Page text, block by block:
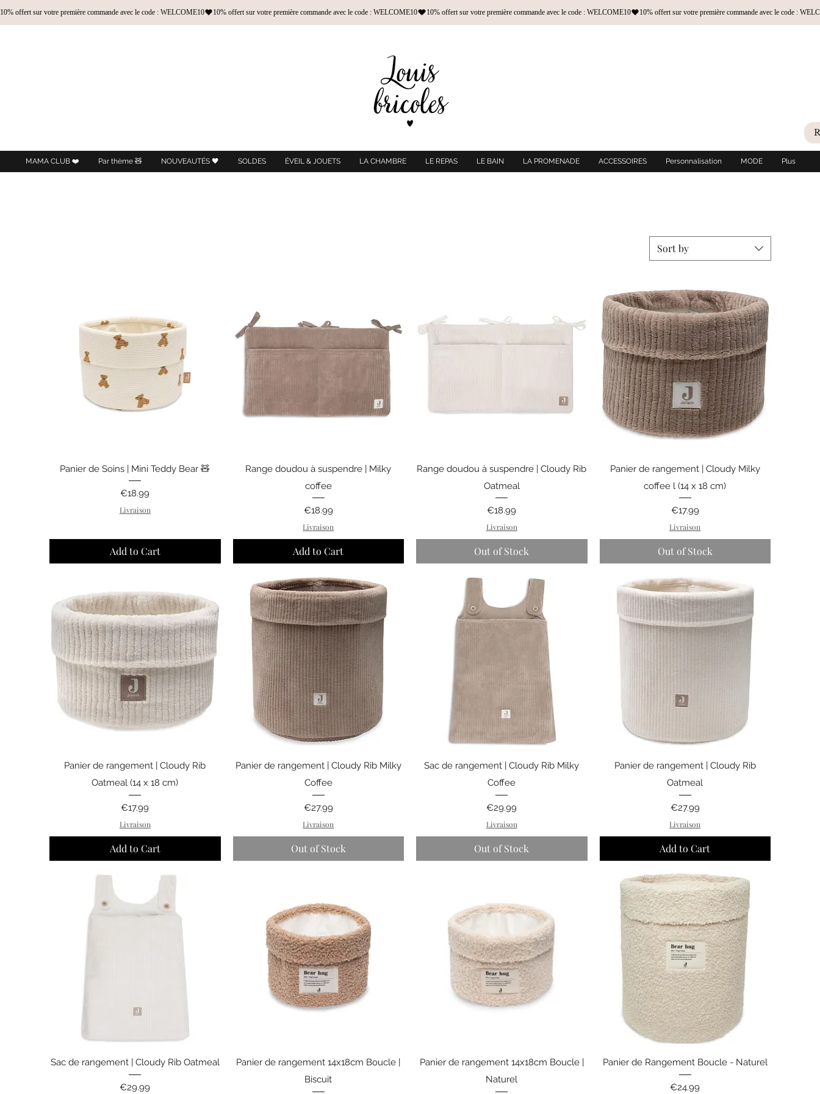
10% offert sur votre première commande avec le code : WELCOME10
MAMA CLUB ❤️ Par thème 🧸 NOUVEAUTÉS 🖤 SOLDES ÉVEIL & JOUETS LA CHAMBRE LE REPAS LE BAIN LA PROMENADE ACCESSOIRES Personnalisation MODE Plus
Sort by
Quick View
Panier de Soins | Mini Teddy Bear 🧸
Price
€18.99
Livraison
Add to Cart
Quick View
Range doudou à suspendre | Milky
coffee
Price
€18.99
Livraison
Add to Cart
Quick View
Range doudou à suspendre | Cloudy Rib
Oatmeal
Price
€18.99
Livraison
Out of Stock
Quick View
Panier de rangement | Cloudy Milky
coffee l (14 x 18 cm)
Price
€17.99
Livraison
Out of Stock
Quick View
Panier de rangement | Cloudy Rib
Oatmeal (14 x 18 cm)
Price
€17.99
Livraison
Add to Cart
Quick View
Panier de rangement | Cloudy Rib Milky
Coffee
Price
€27.99
Livraison
Out of Stock
Quick View
Sac de rangement | Cloudy Rib Milky
Coffee
Price
€29.99
Livraison
Out of Stock
Quick View
Panier de rangement | Cloudy Rib
Oatmeal
Price
€27.99
Livraison
Add to Cart
Quick View
Sac de rangement | Cloudy Rib Oatmeal
Price
€29.99
Quick View
Panier de rangement 14x18cm Boucle |
Biscuit
Quick View
Panier de rangement 14x18cm Boucle |
Naturel
Quick View
Panier de Rangement Boucle - Naturel
Price
€24.99